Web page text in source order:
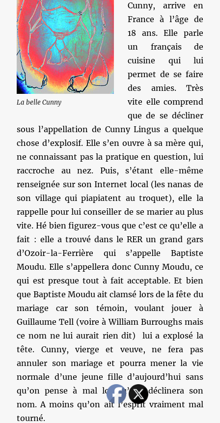
La belle Cunny
Cunny, arrive en
France à l’âge de
18 ans. Elle parle
un français de
cuisine qui lui
permet de se faire
des amies. Très
vite elle comprend
que de se décliner
sous l’appellation de Cunny Lingus a quelque
chose d’explosif. Elle s’en ouvre à sa mère qui,
ne connaissant pas la pratique en question, lui
raccroche au nez. Puis, s’étant elle-même
renseignée sur son Internet local (les nanas de
son village qui piapiatent au troquet), elle la
rappelle pour lui conseiller de se marier au plus
vite. Hé bien figurez-vous que c’est ce qu’elle a
fait : elle a trouvé dans le RER un grand gars
d’Ozoir-la-Ferrière qui s’appelle Baptiste
Moudu. Elle s’appellera donc Cunny Moudu, ce
qui est presque tout à fait acceptable. Et bien
que Baptiste Moudu ait clamsé lors de la fête du
mariage car son témoin, voulant jouer à
Guillaume Tell (voire à William Burroughs mais
ce nom ne lui aurait rien dit) lui a explosé la
tête. Cunny, vierge et veuve, ne fera pas
annuler son mariage et pourra mener la vie
normale d’une jeune fille d’aujourd’hui sans
qu’on pense à mal lorsqu’elle déclinera son
nom. A moins qu’on ait l’esprit vraiment mal
tourné.